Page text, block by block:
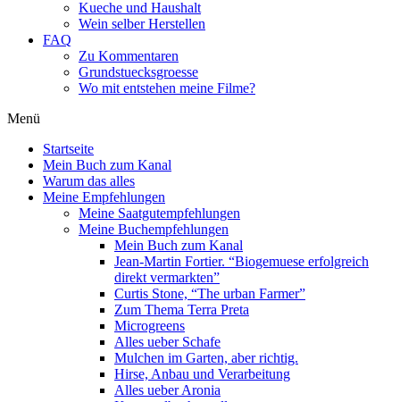
Kueche und Haushalt
Wein selber Herstellen
FAQ
Zu Kommentaren
Grundstuecksgroesse
Wo mit entstehen meine Filme?
Menü
Startseite
Mein Buch zum Kanal
Warum das alles
Meine Empfehlungen
Meine Saatgutempfehlungen
Meine Buchempfehlungen
Mein Buch zum Kanal
Jean-Martin Fortier. “Biogemuese erfolgreich
direkt vermarkten”
Curtis Stone, “The urban Farmer”
Zum Thema Terra Preta
Microgreens
Alles ueber Schafe
Mulchen im Garten, aber richtig.
Hirse, Anbau und Verarbeitung
Alles ueber Aronia